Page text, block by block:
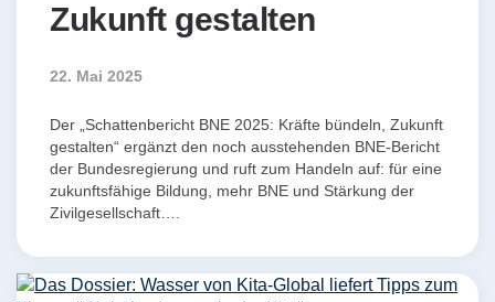
Zukunft gestalten
22. Mai 2025
Der „Schattenbericht BNE 2025: Kräfte bündeln, Zukunft
gestalten“ ergänzt den noch ausstehenden BNE-Bericht
der Bundesregierung und ruft zum Handeln auf: für eine
zukunftsfähige Bildung, mehr BNE und Stärkung der
Zivilgesellschaft….